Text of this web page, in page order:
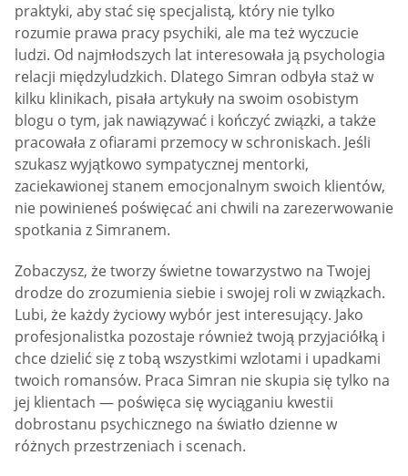
praktyki, aby stać się specjalistą, który nie tylko
rozumie prawa pracy psychiki, ale ma też wyczucie
ludzi. Od najmłodszych lat interesowała ją psychologia
relacji międzyludzkich. Dlatego Simran odbyła staż w
kilku klinikach, pisała artykuły na swoim osobistym
blogu o tym, jak nawiązywać i kończyć związki, a także
pracowała z ofiarami przemocy w schroniskach. Jeśli
szukasz wyjątkowo sympatycznej mentorki,
zaciekawionej stanem emocjonalnym swoich klientów,
nie powinieneś poświęcać ani chwili na zarezerwowanie
spotkania z Simranem.
Zobaczysz, że tworzy świetne towarzystwo na Twojej
drodze do zrozumienia siebie i swojej roli w związkach.
Lubi, że każdy życiowy wybór jest interesujący. Jako
profesjonalistka pozostaje również twoją przyjaciółką i
chce dzielić się z tobą wszystkimi wzlotami i upadkami
twoich romansów. Praca Simran nie skupia się tylko na
jej klientach — poświęca się wyciąganiu kwestii
dobrostanu psychicznego na światło dzienne w
różnych przestrzeniach i scenach.